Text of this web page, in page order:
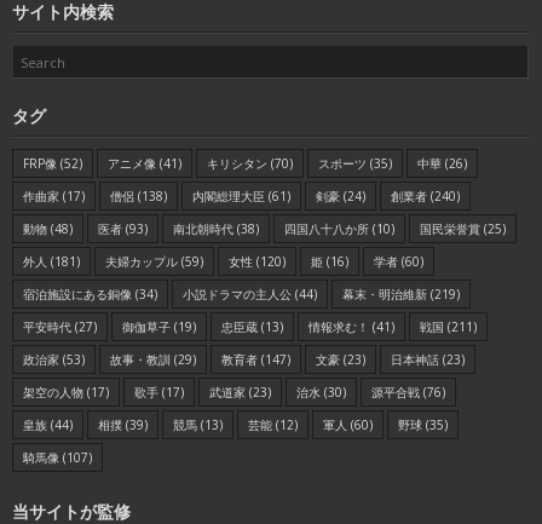
サイト内検索
タグ
FRP像 (52) アニメ像 (41) キリシタン (70) スポーツ (35) 中華 (26)
作曲家 (17) 僧侶 (138) 内閣総理大臣 (61) 剣豪 (24) 創業者 (240)
動物 (48) 医者 (93) 南北朝時代 (38) 四国八十八か所 (10) 国民栄誉賞 (25)
外人 (181) 夫婦カップル (59) 女性 (120) 姫 (16) 学者 (60)
宿泊施設にある銅像 (34) 小説ドラマの主人公 (44) 幕末・明治維新 (219)
平安時代 (27) 御伽草子 (19) 忠臣蔵 (13) 情報求む！ (41) 戦国 (211)
政治家 (53) 故事・教訓 (29) 教育者 (147) 文豪 (23) 日本神話 (23)
架空の人物 (17) 歌手 (17) 武道家 (23) 治水 (30) 源平合戦 (76)
皇族 (44) 相撲 (39) 競馬 (13) 芸能 (12) 軍人 (60) 野球 (35)
騎馬像 (107)
当サイトが監修